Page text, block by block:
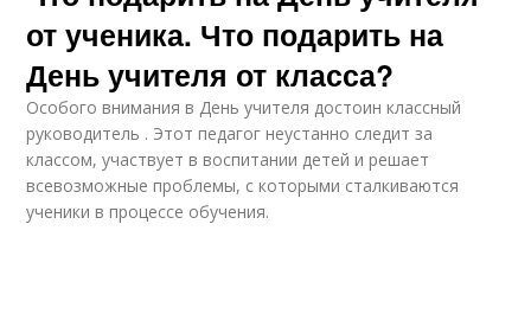
от ученика. Что подарить на
День учителя от класса?
Особого внимания в День учителя достоин классный
руководитель . Этот педагог неустанно следит за
классом, участвует в воспитании детей и решает
всевозможные проблемы, с которыми сталкиваются
ученики в процессе обучения.